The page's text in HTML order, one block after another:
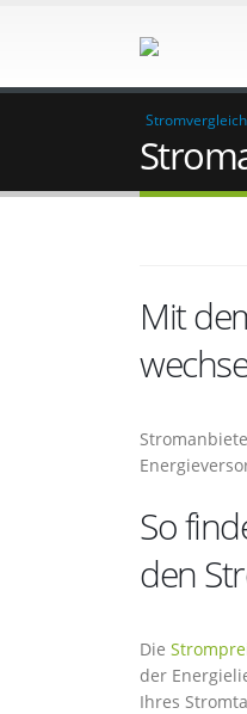
Stromvergleich
Mit
So
den
Die
der
Ihres